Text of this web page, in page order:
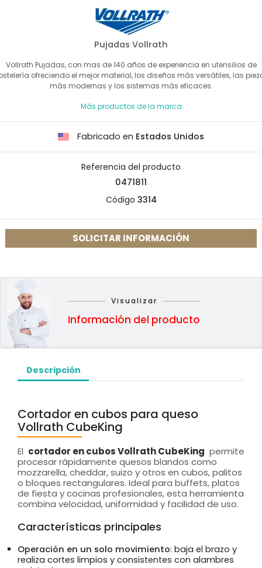
Pujadas Vollrath
Vollrath Pujadas, con mas de 140 años de experiencia en utensilios de
ofreciendo el mejor material, los diseños más versátiles, las
más modernas y los sistemas más eficaces.
Más productos de la marca
Fabricado en Estados Unidos
Referencia del producto
0471811
Código 3314
SOLICITAR INFORMACIÓN
Visualizar
Información del producto
Descripción
Cortador en cubos para queso
Vollrath CubeKing
El cortador en cubos Vollrath CubeKing permite
procesar rápidamente quesos blandos como
mozzarella, cheddar, suizo y otros en cubos, palitos
o bloques rectangulares. Ideal para buffets, platos
de fiesta y cocinas profesionales, esta herramienta
combina velocidad, uniformidad y facilidad de uso.
Características principales
Operación en un solo movimiento: baja el brazo y
realiza cortes limpios y consistentes con alambres